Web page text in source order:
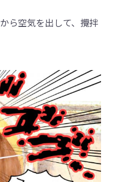
ら空気を出して、攪拌